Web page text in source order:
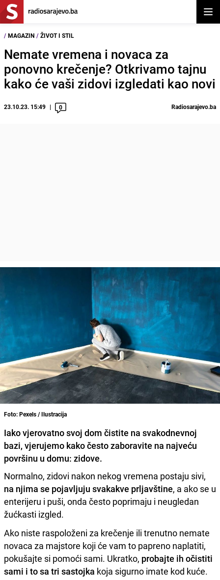
/ MAGAZIN / ŽIVOT I STIL
Nemate vremena i novaca za
ponovno krečenje? Otkrivamo tajnu
kako će vaši zidovi izgledati kao novi
23.10.23. 15:49 0 Radiosarajevo.ba
Foto: Pexels / Ilustracija
Iako vjerovatno svoj dom čistite na svakodnevnoj
bazi, vjerujemo kako često zaboravite na najveću
površinu u domu: zidove.
Normalno, zidovi nakon nekog vremena postaju sivi,
na njima se pojavljuju svakakve prljavštine, a ako se u
enterijeru i puši, onda često poprimaju i neugledan
žućkasti izgled.
Ako niste raspoloženi za krečenje ili trenutno nemate
novaca za majstore koji će vam to papreno naplatiti,
pokušajte si pomoći sami. Ukratko, probajte ih očistiti
sami i to sa tri sastojka koja sigurno imate kod kuće.